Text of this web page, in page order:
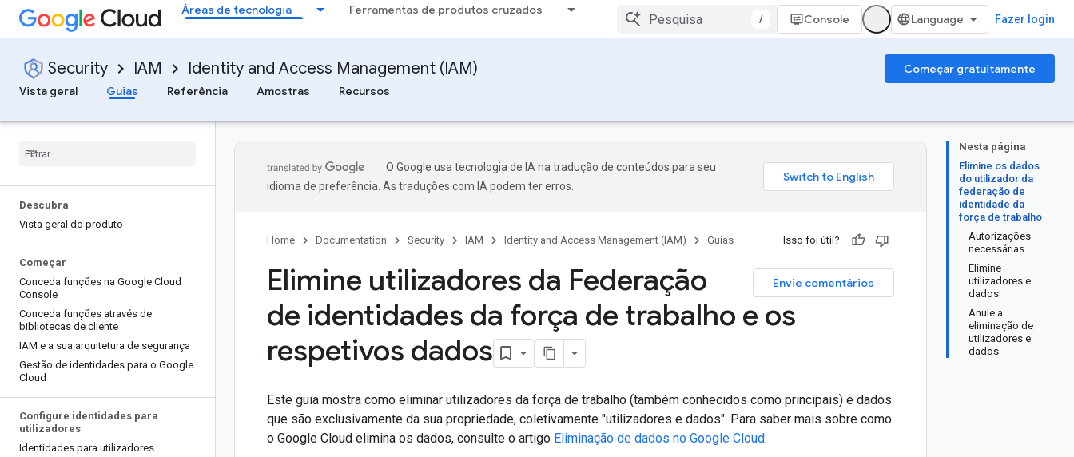
Áreas de tecnologia Ferramentas de produtos cruzados
/ Console Fazer login
Security IAM Identity and Access Management (IAM)
Começar gratuitamente
Vista geral
Guias Referência Amostras Recursos
Descubra
Vista geral do produto
Começar
Conceda funções na Google Cloud
Console
Conceda funções através de
bibliotecas de cliente
IAM e a sua arquitetura de segurança
Gestão de identidades para o Google
Cloud
Configure identidades para
utilizadores
Identidades para utilizadores
Nesta página
Elimine os dados
do utilizador da
federação de
identidade da
força de trabalho
Autorizações
necessárias
Elimine
utilizadores e
dados
Anule a
eliminação de
utilizadores e
dados
O Google usa tecnologia de IA na tradução de conteúdos para seu
idioma de preferência. As traduções com IA podem ter erros.
Home Documentation Security IAM Identity and Access Management (IAM) Guias Isso foi útil?
Envie comentários
Elimine utilizadores da Federação
de identidades da força de trabalho e os
respetivos dados
Este guia mostra como eliminar utilizadores da força de trabalho (também conhecidos como principais) e dados
que são exclusivamente da sua propriedade, coletivamente "utilizadores e dados". Para saber mais sobre como
o Google Cloud elimina os dados, consulte o artigo Eliminação de dados no Google Cloud.